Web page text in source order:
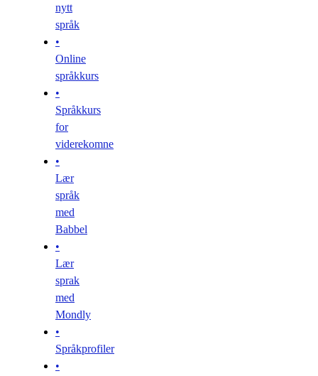
nytt
språk
•
Online
språkkurs
•
Språkkurs
for
viderekomne
•
Lær
språk
med
Babbel
•
Lær
sprak
med
Mondly
•
Språkprofiler
•